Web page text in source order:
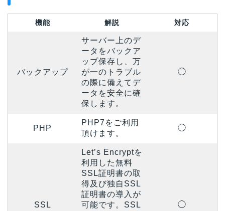
機能 解説 対応
バックアップ
サーバー上のデ
ータをバックア
ップ保存し、万
が一のトラブル
の際に備えてデ
ータを安全に確
保します。
◯
PHP
PHP7をご利用
頂けます。
◯
SSL
Let’s Encryptを
利用した無料
SSL証明書の取
得及び独自SSL
証明書の導入が
可能です。SSL
◯